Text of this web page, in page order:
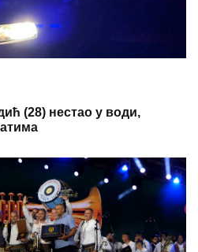
(28) нестао у води,